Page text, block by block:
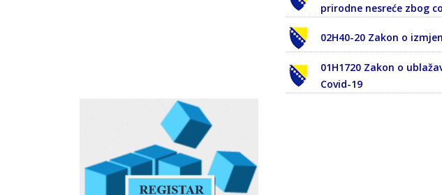
prirodne nesreće zbog
02H40-20 Zakon o
01H1720 Zakon o
Covid-19